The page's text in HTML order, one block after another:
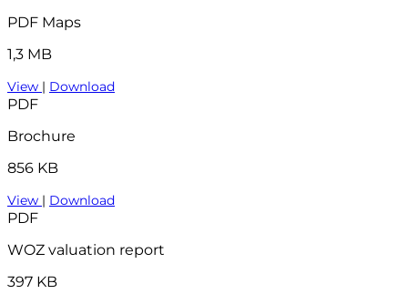
PDF Maps
1,3 MB
View | Download
PDF
Brochure
856 KB
View | Download
PDF
WOZ valuation report
397 KB